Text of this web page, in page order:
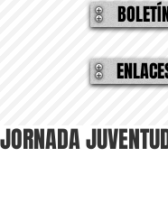
JORNADA